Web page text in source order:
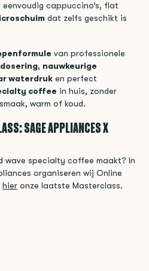
cappuccino’s, flat
dat zelfs geschikt is
van professionele
, nauwkeurige
waterdruk en perfect
coffee in huis, zonder
warm of koud.
SAGE APPLIANCES X
wave specialty coffee maakt? In
organiseren wij Online
hier onze laatste Masterclass.